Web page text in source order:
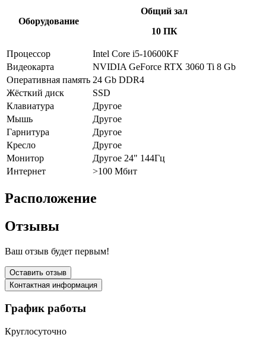
Оборудование
Общий зал
10 ПК
Процессор
Intel Core i5-10600KF
Видеокарта
NVIDIA GeForce RTX 3060 Ti 8 Gb
Оперативная память 24 Gb DDR4
Жёсткий диск
SSD
Клавиатура
Другое
Мышь
Другое
Гарнитура
Другое
Кресло
Другое
Монитор
Другое 24" 144Гц
Интернет
>100 Мбит
Расположение
Отзывы
Ваш отзыв будет первым!
Оставить отзыв
Контактная информация
График работы
Круглосуточно